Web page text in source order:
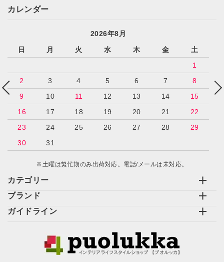
カテゴリー
ブランド
ガイドライン
カレンダー
2026年8月
日
月 火 水 木 金
土
1
2
3 4 5 6 7
8
9
10 11 12 13 14
15
16
17 18 19 20 21
22
23
24 25 26 27 28
29
30
31
※土曜は繁忙期のみ出荷対応。電話/メールは未対応。